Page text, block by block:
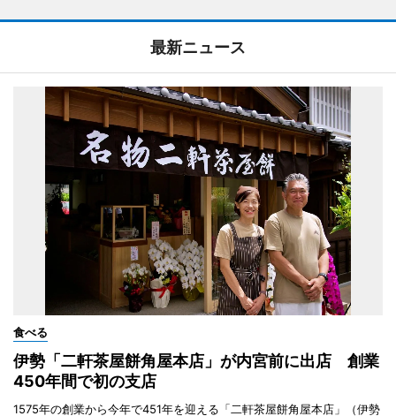
最新ニュース
食べる
伊勢「二軒茶屋餅角屋本店」が内宮前に出店 創業
450年間で初の支店
1575年の創業から今年で451年を迎える「二軒茶屋餅角屋本店」（伊勢